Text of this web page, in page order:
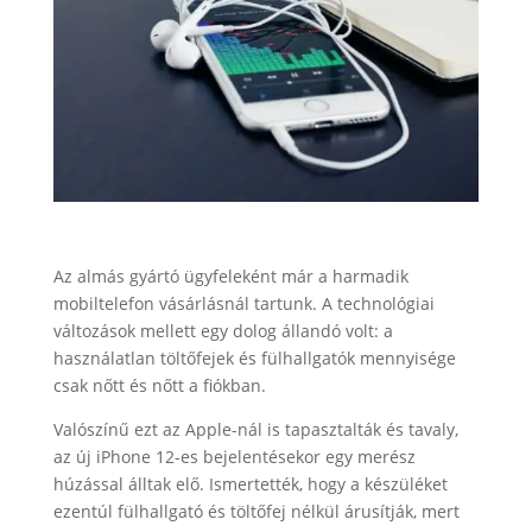
Az almás gyártó ügyfeleként már a harmadik
mobiltelefon vásárlásnál tartunk. A technológiai
változások mellett egy dolog állandó volt: a
használatlan töltőfejek és fülhallgatók mennyisége
csak nőtt és nőtt a fiókban.
Valószínű ezt az Apple-nál is tapasztalták és tavaly,
az új iPhone 12-es bejelentésekor egy merész
húzással álltak elő. Ismertették, hogy a készüléket
ezentúl fülhallgató és töltőfej nélkül árusítják, mert